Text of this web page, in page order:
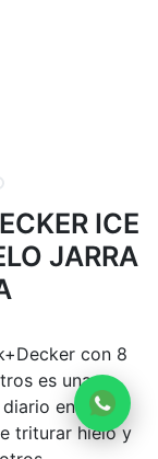
ICE
JARRA
con 8
es una
en la
triturar hielo y